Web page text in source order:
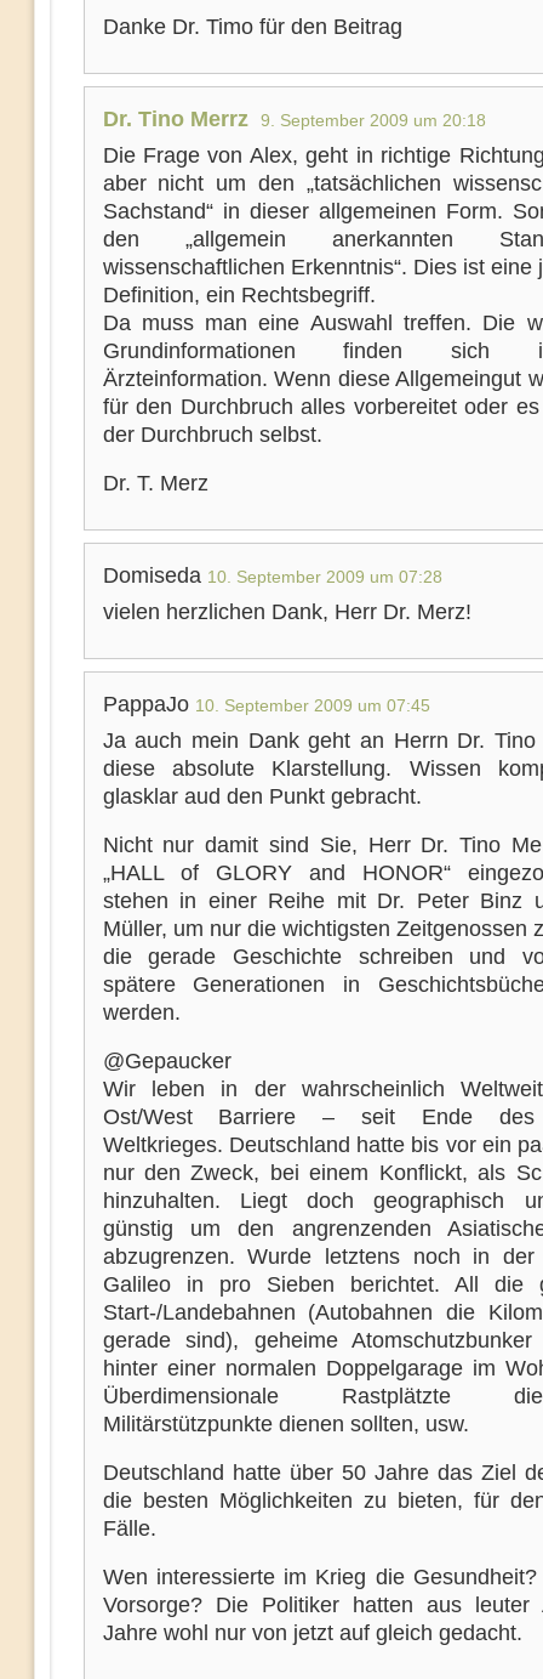
Danke Dr. Timo für den Beitrag
Dr. Tino Merrz 9. September 2009 um 20:18
Die Frage von Alex, geht in richtige
aber nicht um den „tatsächlichen
Sachstand“ in dieser allgemeinen Form.
den „allgemein anerkannten
wissenschaftlichen Erkenntnis“. Dies ist eine
Definition, ein Rechtsbegriff.
Da muss man eine Auswahl treffen. Die
Grundinformationen finden
Ärzteinformation. Wenn diese Allgemeingut
für den Durchbruch alles vorbereitet oder
der Durchbruch selbst.
Dr. T. Merz
Domiseda 10. September 2009 um 07:28
vielen herzlichen Dank, Herr Dr. Merz!
PappaJo 10. September 2009 um 07:45
Ja auch mein Dank geht an Herrn Dr.
diese absolute Klarstellung. Wissen
glasklar aud den Punkt gebracht.
Nicht nur damit sind Sie, Herr Dr. Tino
„HALL of GLORY and HONOR“
stehen in einer Reihe mit Dr. Peter Binz
Müller, um nur die wichtigsten Zeitgenossen
die gerade Geschichte schreiben und
spätere Generationen in
werden.
@Gepaucker
Wir leben in der wahrscheinlich
Ost/West Barriere – seit Ende des
Weltkrieges. Deutschland hatte bis vor ein
nur den Zweck, bei einem Konflickt, als
hinzuhalten. Liegt doch geographisch
günstig um den angrenzenden
abzugrenzen. Wurde letztens noch in der
Galileo in pro Sieben berichtet. All die
Start-/Landebahnen (Autobahnen die
gerade sind), geheime Atomschutzbunker
hinter einer normalen Doppelgarage im
Überdimensionale Rastplätzte
Militärstützpunkte dienen sollten, usw.
Deutschland hatte über 50 Jahre das Ziel
die besten Möglichkeiten zu bieten, für
Fälle.
Wen interessierte im Krieg die
Vorsorge? Die Politiker hatten aus leuter
Jahre wohl nur von jetzt auf gleich gedacht.